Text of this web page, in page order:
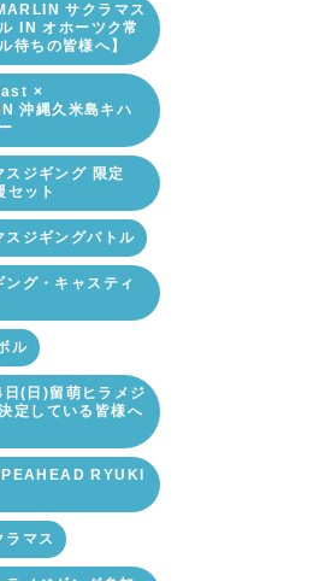
サクラマス
IN オホーツク常
待ちの皆様へ】
×
沖縄久米島キハ
ジギング 限定
ット
ジギングバトル
グ・キャスティ
ル
(日)留萌ヒラメジ
定している皆様へ
RYUKI
マス